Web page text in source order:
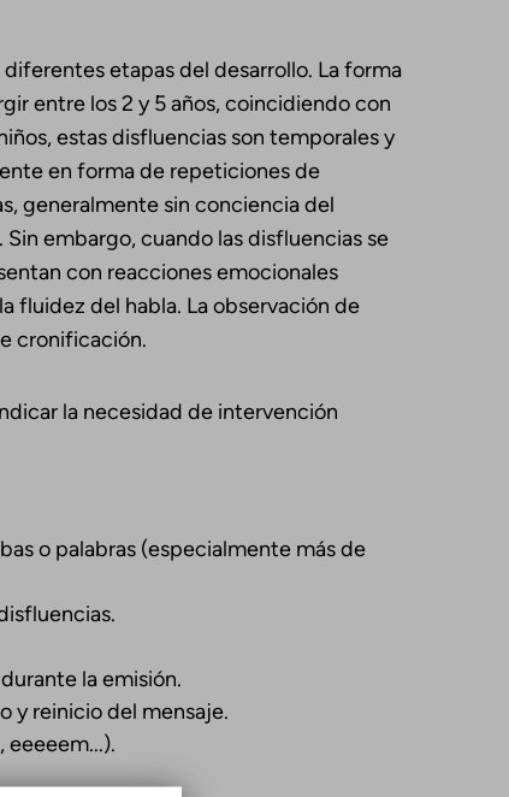
etapas del desarrollo. La forma
entre los 2 y 5 años, coincidiendo con
estas disfluencias son temporales y
en forma de repeticiones de
generalmente sin conciencia del
embargo, cuando las disfluencias se
con reacciones emocionales
fluidez del habla. La observación de
cronificación.
la necesidad de intervención
o palabras (especialmente más de
la emisión.
y reinicio del mensaje.
eeeeem...).